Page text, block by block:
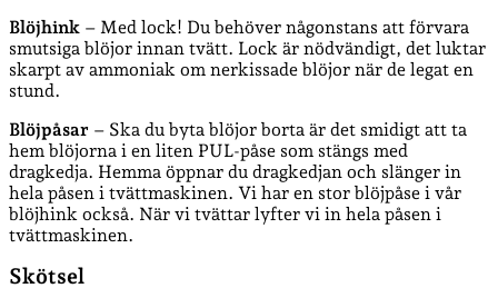
Blöjhink – Med lock! Du behöver någonstans att förvara
smutsiga blöjor innan tvätt. Lock är nödvändigt, det luktar
skarpt av ammoniak om nerkissade blöjor när de legat en
stund.
Blöjpåsar – Ska du byta blöjor borta är det smidigt att ta
hem blöjorna i en liten PUL-påse som stängs med
dragkedja. Hemma öppnar du dragkedjan och slänger in
hela påsen i tvättmaskinen. Vi har en stor blöjpåse i vår
blöjhink också. När vi tvättar lyfter vi in hela påsen i
tvättmaskinen.
Skötsel